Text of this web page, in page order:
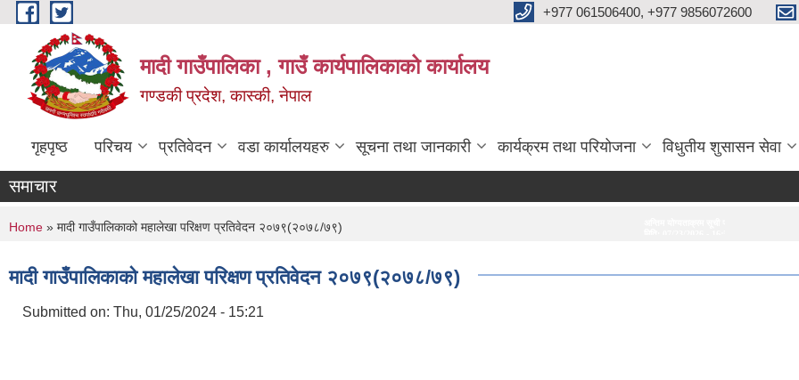
Skip to main content +977 061506400, +977 9856072600
मादी गाउँपालिका , गाउँ कार्यपालिकाको कार्यालय
गण्डकी प्रदेश, कास्की, नेपाल
गृहपृष्ठ परिचय प्रतिवेदन वडा कार्यालयहरु सूचना तथा जानकारी कार्यक्रम तथा परियोजना विधुतीय शुसासन सेवा
समाचार
You are here
Home » मादी गाउँपालिकाको महालेखा परिक्षण प्रतिवेदन २०७९(२०७८/७९)
मादी गाउँपालिकाको महालेखा परिक्षण प्रतिवेदन २०७९(२०७८/७९)
Submitted on: Thu, 01/25/2024 - 15:21